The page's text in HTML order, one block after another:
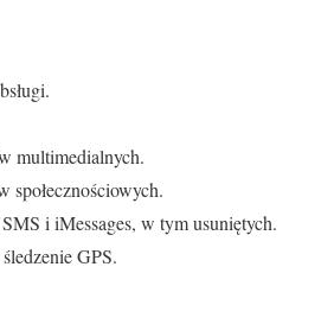
multimedialnych.
społecznościowych.
i iMessages, w tym usuniętych.
GPS.